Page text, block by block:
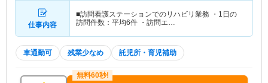
仕事内容
■訪問看護ステーションでのリハビリ業務 ・1日の
訪問件数：平均6件 ・訪問エ…
車通勤可 残業少なめ 託児所・育児補助